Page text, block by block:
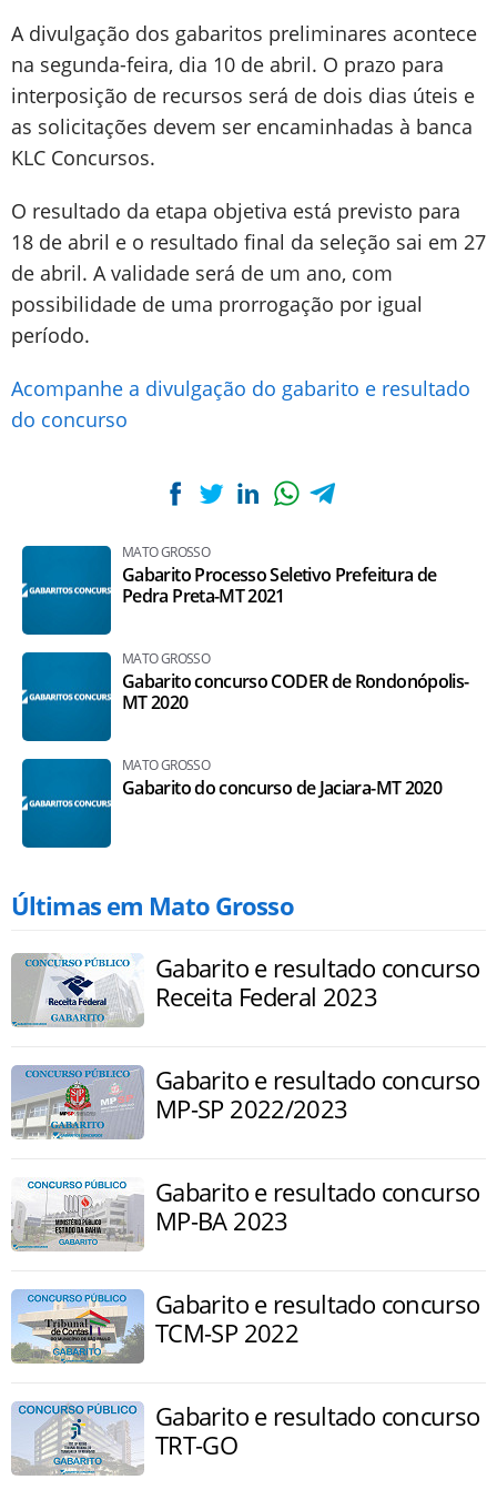
A divulgação dos gabaritos preliminares acontece
na segunda-feira, dia 10 de abril. O prazo para
interposição de recursos será de dois dias úteis e
as solicitações devem ser encaminhadas à banca
KLC Concursos.
O resultado da etapa objetiva está previsto para
18 de abril e o resultado final da seleção sai em 27
de abril. A validade será de um ano, com
possibilidade de uma prorrogação por igual
período.
Acompanhe a divulgação do gabarito e resultado
do concurso
MATO GROSSO
Gabarito Processo Seletivo Prefeitura de
Pedra Preta-MT 2021
MATO GROSSO
Gabarito concurso CODER de Rondonópolis-
MT 2020
MATO GROSSO
Gabarito do concurso de Jaciara-MT 2020
Últimas em Mato Grosso
Gabarito e resultado concurso
Receita Federal 2023
Gabarito e resultado concurso
MP-SP 2022/2023
Gabarito e resultado concurso
MP-BA 2023
Gabarito e resultado concurso
TCM-SP 2022
Gabarito e resultado concurso
TRT-GO